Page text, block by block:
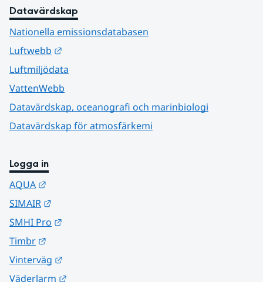
Datavärdskap
Nationella emissionsdatabasen
Luftwebb
Luftmiljödata
VattenWebb
Datavärdskap, oceanografi och marinbiologi
Datavärdskap för atmosfärkemi
Logga in
AQUA
SIMAIR
SMHI Pro
Timbr
Vinterväg
Väderlarm